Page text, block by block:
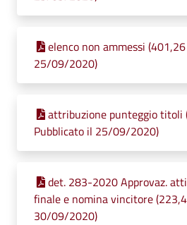
elenco non ammessi
25/09/2020)
attribuzione punteggio titoli
Pubblicato il 25/09/2020)
det. 283-2020 Approvaz.
finale e nomina vincitore
30/09/2020)